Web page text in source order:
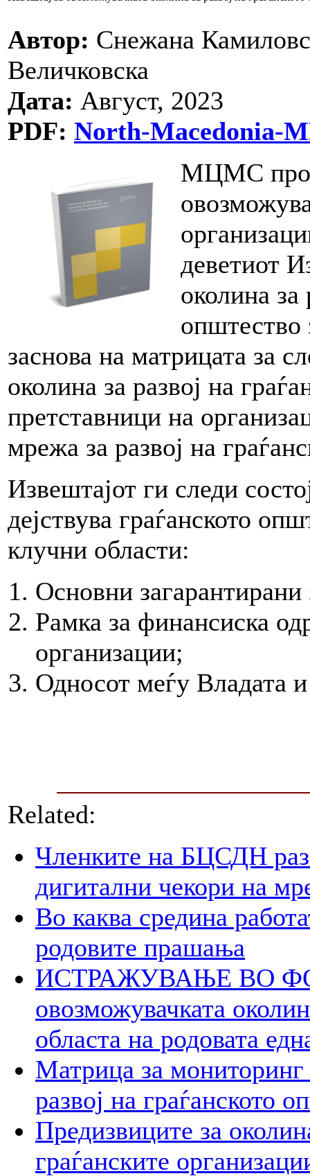
Автор: Снежана
Величковска
Дата: Август, 2023
PDF: North-Macedonia-
МЦМС
деветиот
околина за
општество
заснова на матрицата за
околина за развој на
претставници на
мрежа за развој на
Извештајот ги следи
дејствува граѓанското
клучни области:
Основни
Рамка за финансиска
организации;
Односот меѓу Владата
Related:
Членките на БЦСДН
дигитални чекори на
Во каква средина
родовите прашања
ИСТРАЖУВАЊЕ ВО
овозможувачката
областа на родовата
Матрица за мониторинг
развој на граѓанското
Предизвиците за
граѓанските